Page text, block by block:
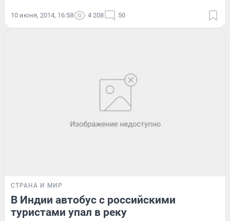
10 июня, 2014, 16:58 4 208 50
СТРАНА И МИР
В Индии автобус с российскими
туристами упал в реку